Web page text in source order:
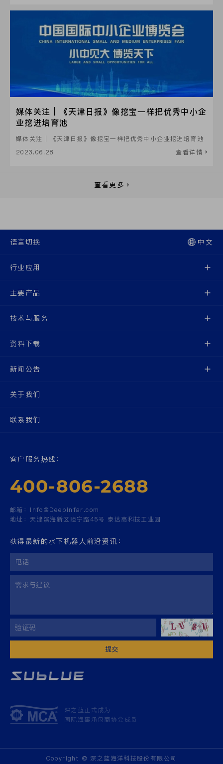
媒体关注 | 《天津日报》像挖宝一样把优秀中小企
业挖进培育池
媒体关注 | 《天津日报》像挖宝一样把优秀中小企业挖进培育池
2023.06.28
查看详情
查看更多
语言切换 中文
行业应用
主要产品
技术与服务
资料下载
新闻公告
关于我们
联系我们
客户服务热线：
400-806-2688
邮箱： Info@Deepinfar.com
地址： 天津滨海新区睦宁路45号 泰达高科技工业园
获得最新的水下机器人前沿资讯：
提交
深之蓝正式成为
国际海事承包商协会成员
Copyright @ 深之蓝海洋科技股份有限公司